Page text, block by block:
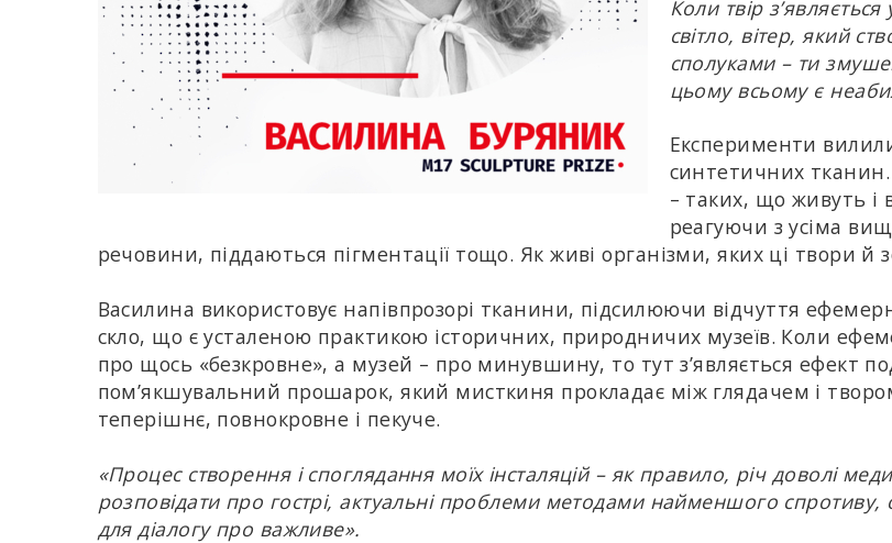
Коли твір
світло, вітер, який
сполуками – ти
цьому всьому є
Експерименти
синтетичних
– таких, що живуть і
реагуючи з усіма
речовини, піддаються пігментації тощо. Як живі організми, яких ці твори й
Василина використовує напівпрозорі тканини, підсилюючи відчуття
скло, що є усталеною практикою історичних, природничих музеїв. Коли
про щось «безкровне», а музей – про минувшину, то тут з’являється ефект
пом’якшувальний прошарок, який мисткиня прокладає між глядачем і
теперішнє, повнокровне і пекуче.
«Процес створення і споглядання моїх інсталяцій – як правило, річ доволі
розповідати про гострі, актуальні проблеми методами найменшого
для діалогу про важливе».